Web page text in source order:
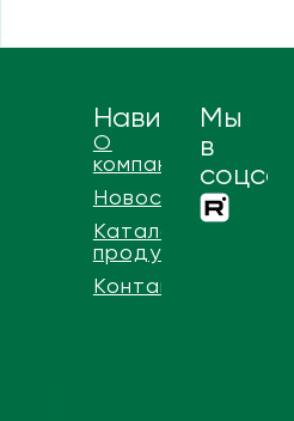
Навигация
О
компании
Новости
Каталог
продукции
Контакты
Мы
в